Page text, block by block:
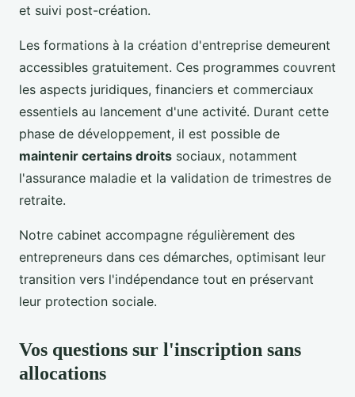
et suivi post-création.
Les formations à la création d'entreprise demeurent
accessibles gratuitement. Ces programmes couvrent
les aspects juridiques, financiers et commerciaux
essentiels au lancement d'une activité. Durant cette
phase de développement, il est possible de
maintenir certains droits sociaux, notamment
l'assurance maladie et la validation de trimestres de
retraite.
Notre cabinet accompagne régulièrement des
entrepreneurs dans ces démarches, optimisant leur
transition vers l'indépendance tout en préservant
leur protection sociale.
Vos questions sur l'inscription sans
allocations